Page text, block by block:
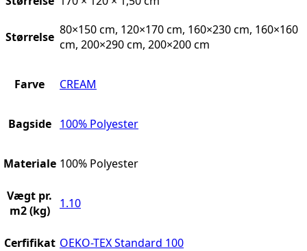
Størrelse 80×150 cm, 120×170 cm, 160×230 cm, 160×160
cm, 200×290 cm, 200×200 cm
Farve CREAM
Bagside 100% Polyester
Materiale 100% Polyester
Vægt pr.
m2 (kg)
1.10
Cerfifikat OEKO-TEX Standard 100